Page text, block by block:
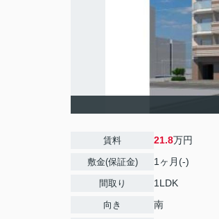
賃料 21.8万円
敷金(保証金) 1ヶ月(-)
間取り 1LDK
向き 南